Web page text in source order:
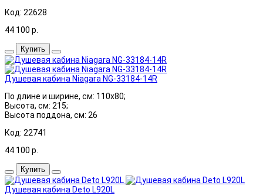
Код: 22628
44 100 р.
Купить
Душевая кабина Niagara NG-33184-14R
По длине и ширине, см: 110x80;
Высота, см: 215;
Высота поддона, см: 26
Код: 22741
44 100 р.
Купить
Душевая кабина Deto L920L